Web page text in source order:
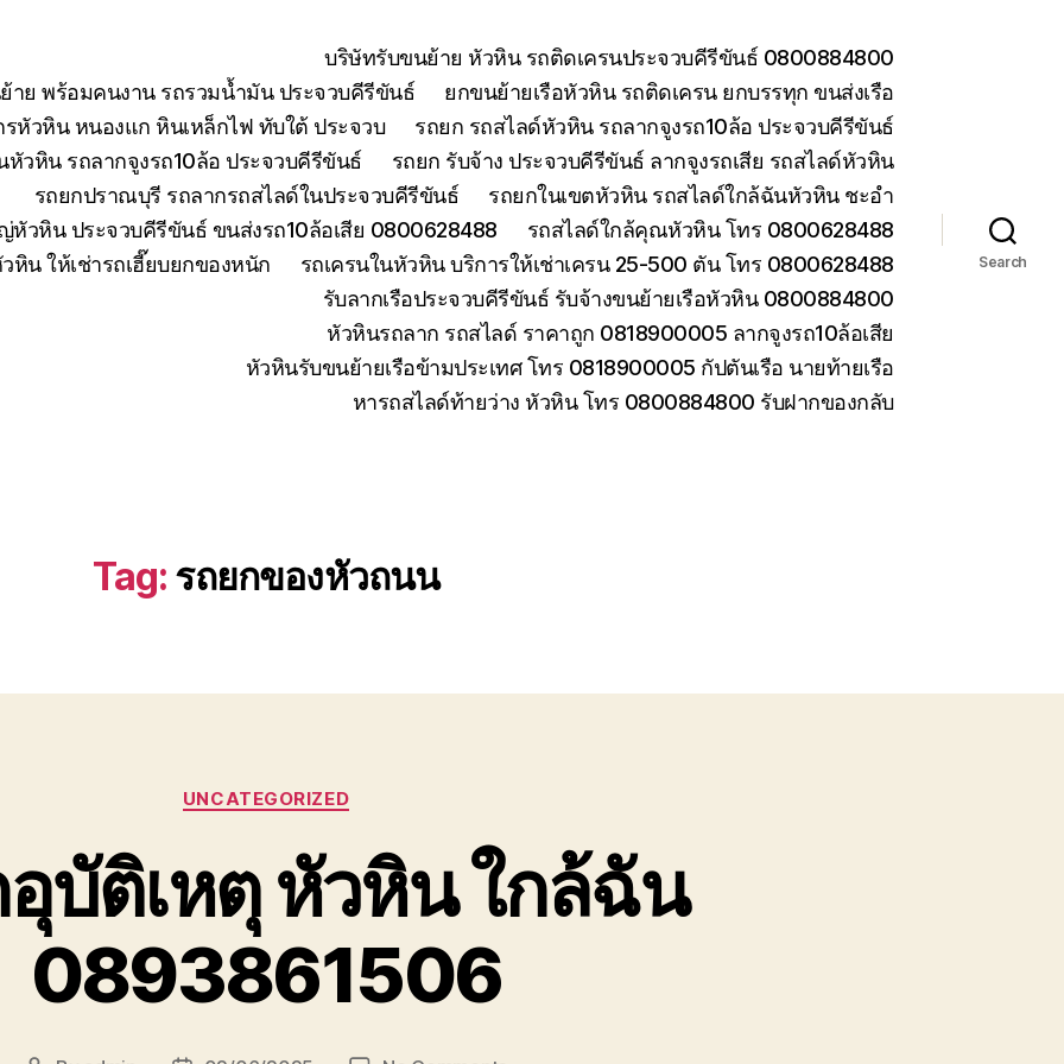
บริษัทรับขนย้าย หัวหิน รถติดเครนประจวบคีรีขันธ์ 0800884800
าย พร้อมคนงาน รถรวมน้ำมัน ประจวบคีรีขันธ์
ยกขนย้ายเรือหัวหิน รถติดเครน ยกบรรทุก ขนส่งเรือ
รหัวหิน หนองแก หินเหล็กไฟ ทับใต้ ประจวบ
รถยก รถสไลด์หัวหิน รถลากจูงรถ10ล้อ ประจวบคีรีขันธ์
หัวหิน รถลากจูงรถ10ล้อ ประจวบคีรีขันธ์
รถยก รับจ้าง ประจวบคีรีขันธ์ ลากจูงรถเสีย รถสไลด์หัวหิน
รถยกปราณบุรี รถลากรถสไลด์ในประจวบคีรีขันธ์
รถยกในเขตหัวหิน รถสไลด์ใกล้ฉันหัวหิน ชะอำ
หัวหิน ประจวบคีรีขันธ์ ขนส่งรถ10ล้อเสีย 0800628488
รถสไลด์ใกล้คุณหัวหิน โทร 0800628488
หิน ให้เช่ารถเฮี๊ยบยกของหนัก
รถเครนในหัวหิน บริการให้เช่าเครน 25-500 ตัน โทร 0800628488
รับลากเรือประจวบคีรีขันธ์ รับจ้างขนย้ายเรือหัวหิน 0800884800
หัวหินรถลาก รถสไลด์ ราคาถูก 0818900005 ลากจูงรถ10ล้อเสีย
หัวหินรับขนย้ายเรือข้ามประเทศ โทร 0818900005 กัปตันเรือ นายท้ายเรือ
หารถสไลด์ท้ายว่าง หัวหิน โทร 0800884800 รับฝากของกลับ
Search
Tag: รถยกของหัวถนน
Categories
UNCATEGORIZED
บัติเหตุ หัวหิน ใกล้ฉัน
0893861506